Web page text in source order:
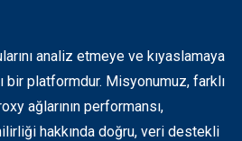
analiz etmeye ve kıyaslamaya
bir platformdur. Misyonumuz, farklı
ağlarının performansı,
hakkında doğru, veri destekli